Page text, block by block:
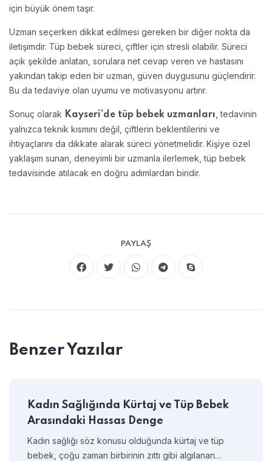
için büyük önem taşır.
Uzman seçerken dikkat edilmesi gereken bir diğer nokta da
iletişimdir. Tüp bebek süreci, çiftler için stresli olabilir. Süreci
açık şekilde anlatan, sorulara net cevap veren ve hastasını
yakından takip eden bir uzman, güven duygusunu güçlendirir.
Bu da tedaviye olan uyumu ve motivasyonu artırır.
Sonuç olarak Kayseri’de tüp bebek uzmanları , tedavinin
yalnızca teknik kısmını değil, çiftlerin beklentilerini ve
ihtiyaçlarını da dikkate alarak süreci yönetmelidir. Kişiye özel
yaklaşım sunan, deneyimli bir uzmanla ilerlemek, tüp bebek
tedavisinde atılacak en doğru adımlardan biridir.
PAYLAŞ
Benzer Yazılar
Kadın Sağlığında Kürtaj ve Tüp Bebek
Arasındaki Hassas Denge
Kadın sağlığı söz konusu olduğunda kürtaj ve tüp
bebek, çoğu zaman birbirinin zıttı gibi algılanan…